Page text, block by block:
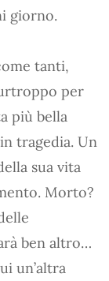
giorno.
tanti,
per
più bella
tragedia. Un
sua vita
Morto?
ben altro…
un’altra